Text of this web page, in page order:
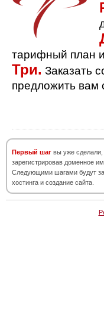
тарифный план
Три. Заказать
предложить вам
Первый шаг вы уже сделали,
зарегистрировав доменное
Следующими шагами будут
хостинга и создание сайта.